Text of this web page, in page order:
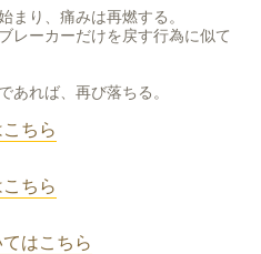
まり、痛みは再燃する。
レーカーだけを戻す行為に似て
あれば、再び落ちる。
ちら
ちら
はこちら